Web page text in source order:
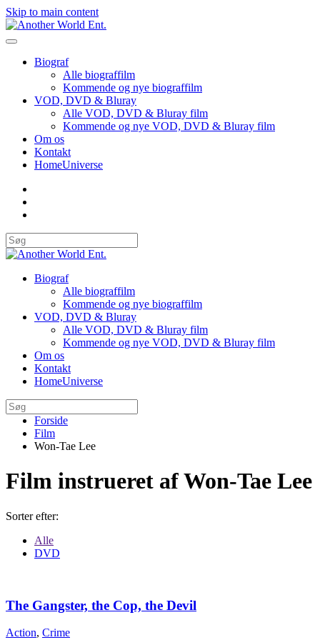
Skip to main content
Biograf
Alle biograffilm
Kommende og nye biograffilm
VOD, DVD & Bluray
Alle VOD, DVD & Bluray film
Kommende og nye VOD, DVD & Bluray film
Om os
Kontakt
HomeUniverse
Biograf
Alle biograffilm
Kommende og nye biograffilm
VOD, DVD & Bluray
Alle VOD, DVD & Bluray film
Kommende og nye VOD, DVD & Bluray film
Om os
Kontakt
HomeUniverse
Forside
Film
Won-Tae Lee
Film instrueret af Won-Tae Lee
Sorter efter:
Alle
DVD
The Gangster, the Cop, the Devil
Action, Crime